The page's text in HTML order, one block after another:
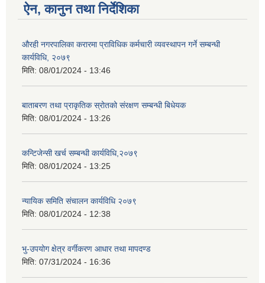
ऐन, कानुन तथा निर्देशिका
औरही नगरपालिका करारमा प्राविधिक कर्मचारी व्यवस्थापन गर्ने सम्बन्धी
कार्यविधि, २०७९
मिति: 08/01/2024 - 13:46
बाताबरण तथा प्राकृतिक स्रोतको संरक्षण सम्बन्धी बिधेयक
मिति: 08/01/2024 - 13:26
कन्टिजेन्सी खर्च सम्बन्धी कार्यविधि,२०७९
मिति: 08/01/2024 - 13:25
न्यायिक समिति संचालन कार्यविधि २०७९
मिति: 08/01/2024 - 12:38
भु-उपयोग क्षेत्र वर्गीकरण आधार तथा मापदण्ड
मिति: 07/31/2024 - 16:36